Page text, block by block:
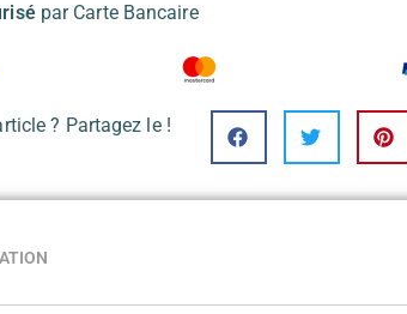
par Carte Bancaire
? Partagez le !